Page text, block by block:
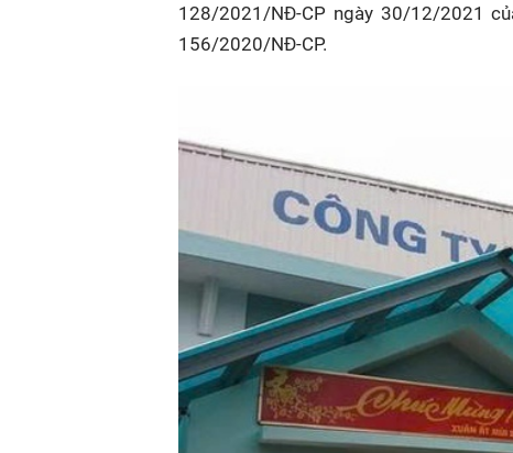
128/2021/NĐ-CP ngày 30/12/2021
156/2020/NĐ-CP.